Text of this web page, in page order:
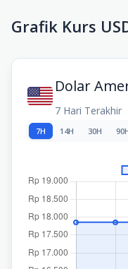
Grafik Kurs
Dolar
7 Hari Terakhir
7H 14H 30H